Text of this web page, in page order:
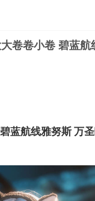
卷卷小卷 碧蓝航
蓝航线雅努斯 万